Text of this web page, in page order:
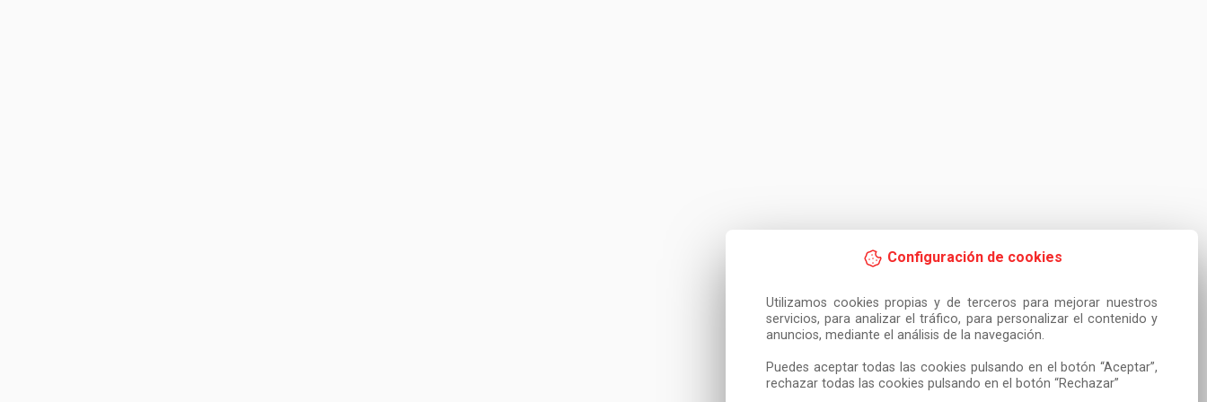
Configuración de cookies
Utilizamos cookies propias y de terceros para mejorar nuestros
servicios, para analizar el tráfico, para personalizar el contenido y
anuncios, mediante el análisis de la navegación.
Puedes aceptar todas las cookies pulsando en el botón “Aceptar”,
rechazar todas las cookies pulsando en el botón “Rechazar”